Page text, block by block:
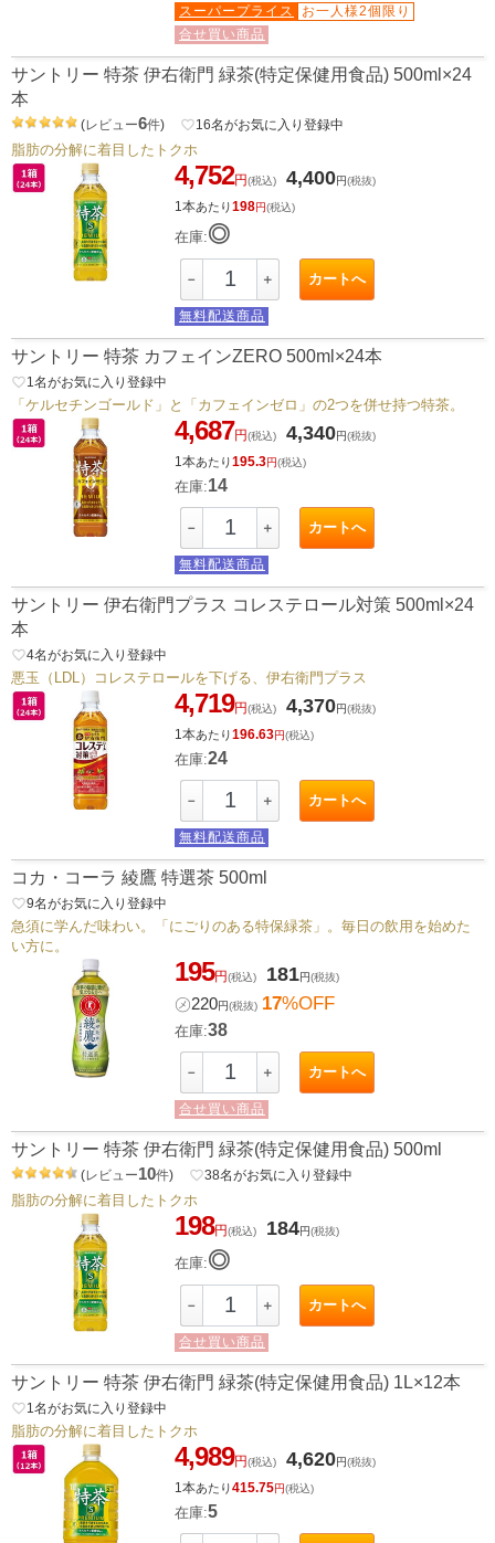
スーパープライス
お一人様2個限り
合せ買い商品
サントリー 特茶 伊右衛門 緑茶(特定保健用食品) 500ml×24
本
(レビュー6件) favorite_border16名がお気に入り登録中
脂肪の分解に着目したトクホ
4,752円(税込) 4,400円(税抜)
1本あたり198円(税込)
在庫:◎
－ ＋ カートへ
無料配送商品
サントリー 特茶 カフェインZERO 500ml×24本
favorite_border1 名がお気に入り登録中
「ケルセチンゴールド」と「カフェインゼロ」の2つを併せ持つ特茶。
4,687円(税込) 4,340円(税抜)
1本あたり195.3円(税込)
在庫:14
－ ＋ カートへ
無料配送商品
サントリー 伊右衛門プラス コレステロール対策 500ml×24
本
favorite_border4名がお気に入り登録中
悪玉（LDL）コレステロールを下げる、伊右衛門プラス
4,719円(税込) 4,370円(税抜)
1本あたり196.63円(税込)
在庫:24
－ ＋ カートへ
無料配送商品
コカ・コーラ 綾鷹 特選茶 500ml
favorite_border9名がお気に入り登録中
急須に学んだ味わい。「にごりのある特保緑茶」。毎日の飲用を始めた
い方に。
195円(税込) 181円(税抜)
㋱220円(税抜) 17%OFF
在庫:38
－ ＋ カートへ
合せ買い商品
サントリー 特茶 伊右衛門 緑茶(特定保健用食品) 500ml
(レビュー10件) favorite_border38名がお気に入り登録中
脂肪の分解に着目したトクホ
198円(税込) 184円(税抜)
在庫:◎
－ ＋ カートへ
合せ買い商品
サントリー 特茶 伊右衛門 緑茶(特定保健用食品) 1L×12本
favorite_border1 名がお気に入り登録中
脂肪の分解に着目したトクホ
4,989円(税込) 4,620円(税抜)
1本あたり415.75円(税込)
在庫:5